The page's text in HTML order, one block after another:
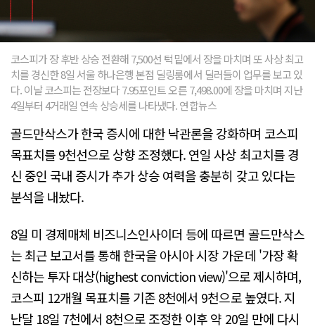
코스피가 장 후반 상승 전환해 7,500선 턱밑에서 장을 마치며 또 사상 최고
치를 경신한 8일 서울 하나은행 본점 딜링룸에서 딜러들이 업무를 보고 있
다. 이날 코스피는 전장보다 7.95포인트 오른 7,498.00에 장을 마치며 지난
4일부터 4거래일 연속 상승세를 나타냈다. 연합뉴스
골드만삭스가 한국 증시에 대한 낙관론을 강화하며 코스피
목표치를 9천선으로 상향 조정했다. 연일 사상 최고치를 경
신 중인 국내 증시가 추가 상승 여력을 충분히 갖고 있다는
분석을 내놨다.
8일 미 경제매체 비즈니스인사이더 등에 따르면 골드만삭스
는 최근 보고서를 통해 한국을 아시아 시장 가운데 '가장 확
신하는 투자 대상(highest conviction view)'으로 제시하며,
코스피 12개월 목표치를 기존 8천에서 9천으로 높였다. 지
난달 18일 7천에서 8천으로 조정한 이후 약 20일 만에 다시